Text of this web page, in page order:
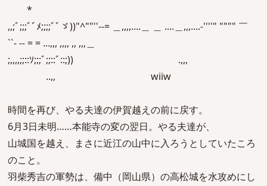
*
,,;ﾞ;;;ﾞﾞﾒ;;;;ﾞﾞゞ))"^""''--= ＿,,,,....＿ ＿ ....＿,,,....-''''" """" ￣
``- -- = = ...,,, ,,,, ,, ,,,＿
;,,,,;;::ｿ;;;ﾞ;;::ﾞ::;)) .,,,
..,, wiiw
時間を再び、やる夫達の伊賀越えの前に戻す。
6月3日未明……本能寺の変の翌日。やる夫達が、
山城国を越え、まさに近江の山中に入ろうとしていたころ
のこと。
羽柴秀吉の軍勢は、備中（岡山県）の高松城を水攻めにし